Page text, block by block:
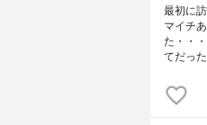
最初に
マイチ
た・・
てだっ